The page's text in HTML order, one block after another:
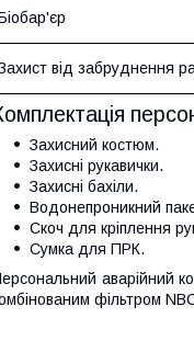
від забруднення
Захисний костюм.
Захисні рукавички.
Захисні бахіли.
Водонепроникний
Скоч для кріплення
Сумка для ПРК.
аварійний
фільтром